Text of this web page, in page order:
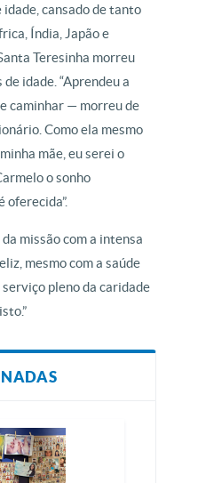
cansado de tanto
Índia, Japão e
Teresinha morreu
idade. “Aprendeu a
caminhar — morreu de
Como ela mesmo
mãe, eu serei o
o sonho
oferecida”.
missão com a intensa
mesmo com a saúde
pleno da caridade